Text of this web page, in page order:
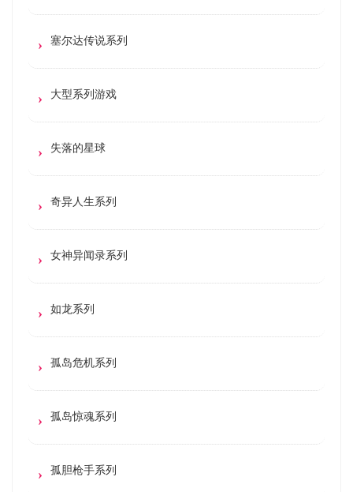
塞尔达传说系列
大型系列游戏
失落的星球
奇异人生系列
女神异闻录系列
如龙系列
孤岛危机系列
孤岛惊魂系列
孤胆枪手系列